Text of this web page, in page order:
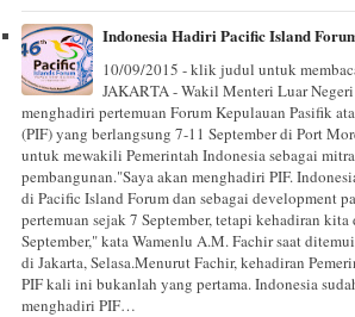
Indonesia Hadiri Pacific Island
10/09/2015 - klik judul untuk
JAKARTA - Wakil Menteri Luar
menghadiri pertemuan Forum Kepulauan Pasifik
(PIF) yang berlangsung 7-11 September di Port
untuk mewakili Pemerintah Indonesia sebagai
pembangunan."Saya akan menghadiri PIF.
di Pacific Island Forum dan sebagai development
pertemuan sejak 7 September, tetapi kehadiran kita
September," kata Wamenlu A.M. Fachir saat
di Jakarta, Selasa.Menurut Fachir, kehadiran
PIF kali ini bukanlah yang pertama. Indonesia
menghadiri PIF…